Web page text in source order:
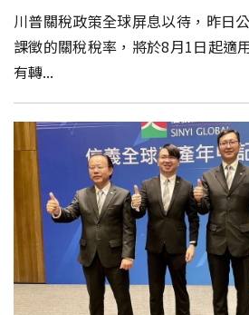
川普關稅政策全球屏息以待，昨日
課徵的關稅稅率，將於8月1日起適
有轉...